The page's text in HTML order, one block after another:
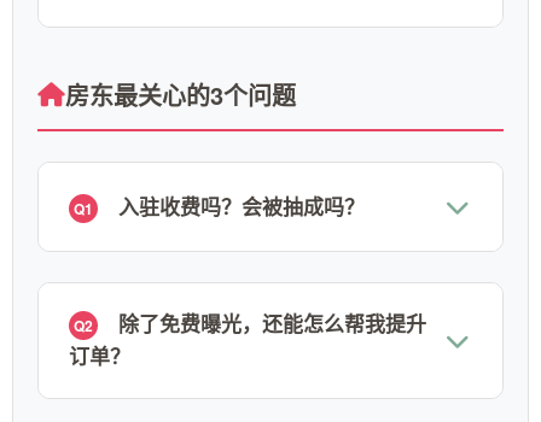
房东最关心的3个问题
Q1 入驻收费吗？会被抽成吗？
Q2
除了免费曝光，还能怎么帮我提升
订单？